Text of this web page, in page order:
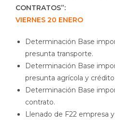
CONTRATOS”:
VIERNES 20 ENERO
Determinación Base
presunta transporte.
Determinación Base
presunta agrícola y
Determinación Base
contrato.
Llenado de F22 empresa